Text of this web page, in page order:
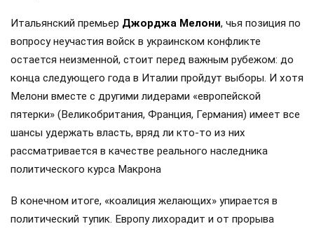
Итальянский премьер Джорджа Мелони, чья позиция по
вопросу неучастия войск в украинском конфликте
остается неизменной, стоит перед важным рубежом: до
конца следующего года в Италии пройдут выборы. И хотя
Мелони вместе с другими лидерами «европейской
пятерки» (Великобритания, Франция, Германия) имеет все
шансы удержать власть, вряд ли кто-то из них
рассматривается в качестве реального наследника
политического курса Макрона
В конечном итоге, «коалиция желающих» упирается в
политический тупик. Европу лихорадит и от прорыва